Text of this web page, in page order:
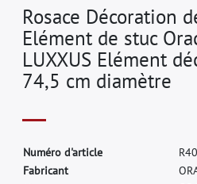
Rosace Décoration
Elément de stuc
LUXXUS Elément
74,5 cm diamètre
Numéro d'article R40
Fabricant OR